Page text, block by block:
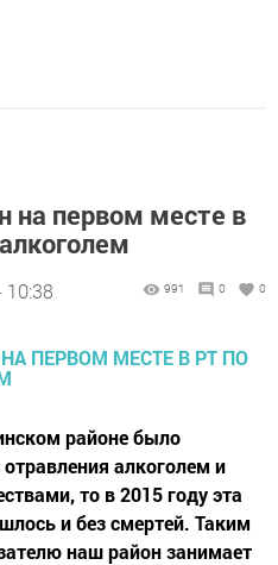
на первом месте в
10:38 991 0 0
районе было
алкоголем и
то в 2015 году эта
и без смертей. Таким
наш район занимает